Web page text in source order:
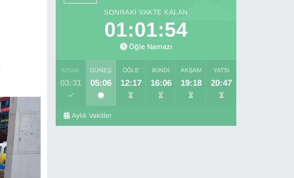
SONRAKI VAKTE KALAN
01:01:52
Öğle Namazı
İMSAK
03:31
GÜNEŞ
05:06
ÖĞLE
12:17
İKINDI
16:06
AKŞAM
19:18
YATSI
20:47
Aylık Vakitler